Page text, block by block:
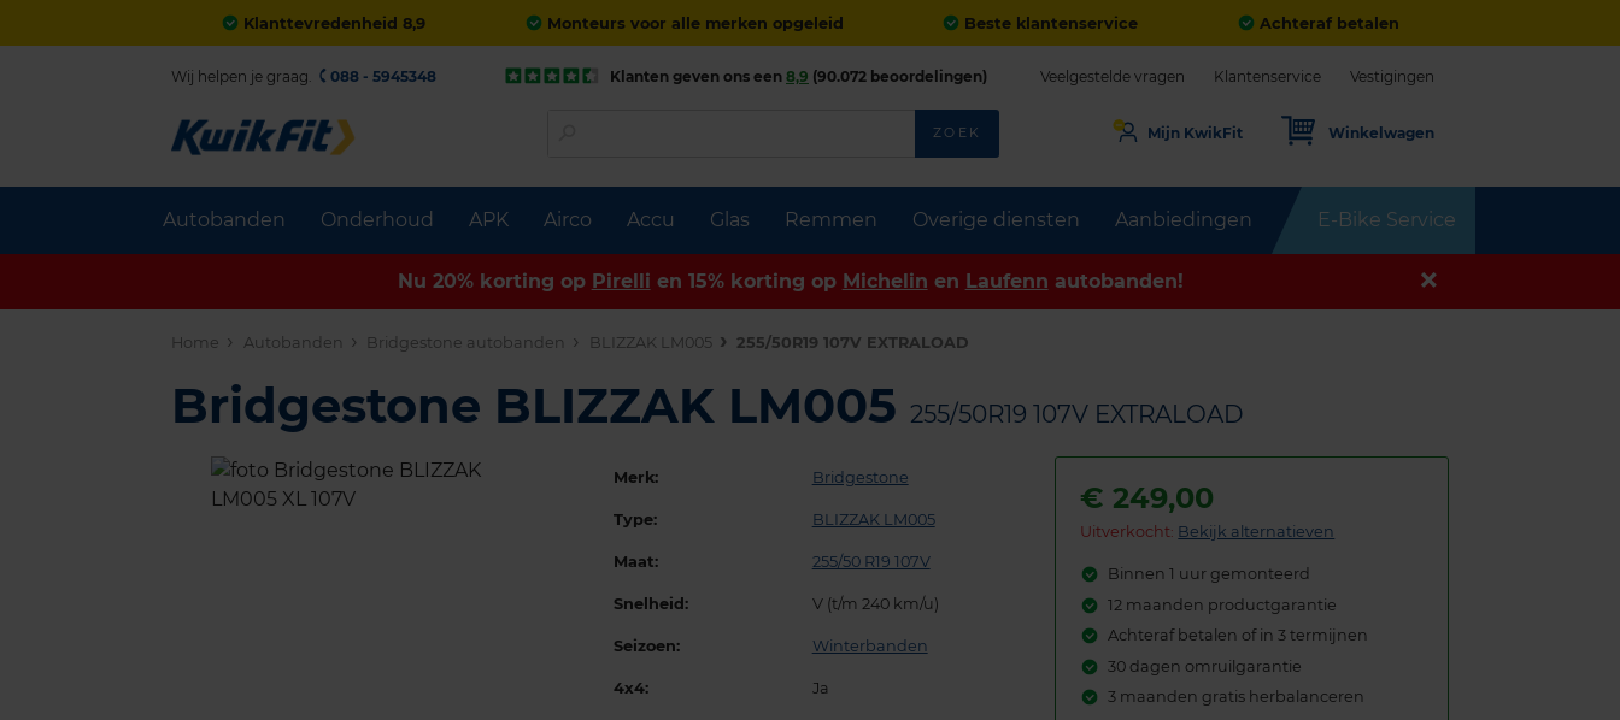
Klanttevredenheid 8,9 Monteurs voor alle merken opgeleid Beste klantenservice Achteraf betalen
Autobanden Onderhoud APK Airco Accu Glas Remmen Overige diensten Aanbiedingen E-Bike Service
Wij helpen je graag. 088 - 5945348 Klanten geven ons een 8,9 (90.072 beoordelingen) Veelgestelde vragen Klantenservice Vestigingen
ZOEK Mijn KwikFit Winkelwagen
Nu 20% korting op Pirelli en 15% korting op Michelin en Laufenn autobanden!
Home Autobanden Bridgestone autobanden BLIZZAK LM005 255/50R19 107V EXTRALOAD
Bridgestone BLIZZAK LM005 255/50R19 107V EXTRALOAD
Merk: Bridgestone
Type: BLIZZAK LM005
Maat: 255/50 R19 107V
Snelheid: V (t/m 240 km/u)
Seizoen: Winterbanden
4x4: Ja
€249,00
Uitverkocht: Bekijk alternatieven
Binnen 1 uur gemonteerd
12 maanden productgarantie
Achteraf betalen of in 3 termijnen
30 dagen omruilgarantie
3 maanden gratis herbalanceren